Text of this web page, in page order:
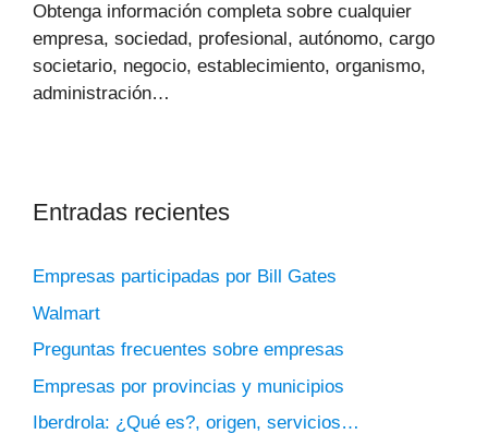
Obtenga información completa sobre cualquier
empresa, sociedad, profesional, autónomo, cargo
societario, negocio, establecimiento, organismo,
administración…
Entradas recientes
Empresas participadas por Bill Gates
Walmart
Preguntas frecuentes sobre empresas
Empresas por provincias y municipios
Iberdrola: ¿Qué es?, origen, servicios…